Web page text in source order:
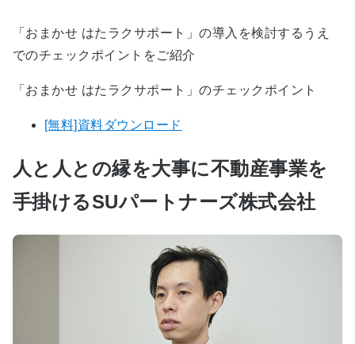
「おまかせ はたラクサポート」の導入を検討するうえ
でのチェックポイントをご紹介
「おまかせ はたラクサポート」のチェックポイント
[無料]資料ダウンロード
人と人との縁を大事に不動産事業を
手掛けるSUパートナーズ株式会社